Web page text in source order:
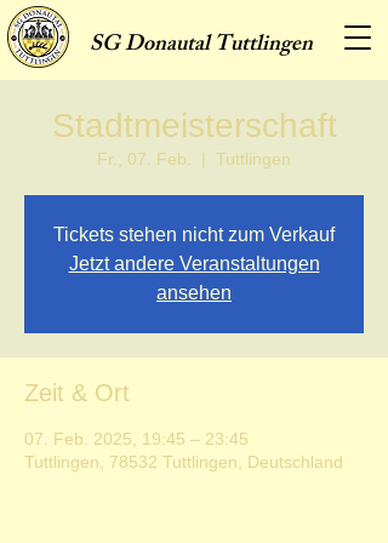
SGDonautal Tuttlingen
Stadtmeisterschaft
Fr., 07. Feb.
  |
Tuttlingen
Tickets stehen nicht zum Verkauf
Jetzt andere Veranstaltungen
ansehen
Zeit & Ort
07. Feb. 2025, 19:45 – 23:45
Tuttlingen, 78532 Tuttlingen, Deutschland